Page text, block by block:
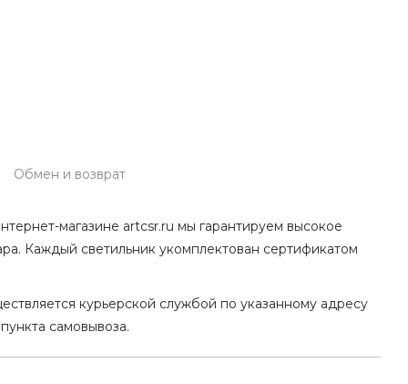
Обмен и возврат
магазине artcsr.ru мы гарантируем высокое
Каждый светильник укомплектован сертификатом
курьерской службой по указанному адресу
самовывоза.